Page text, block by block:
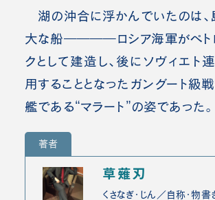
湖の沖合に浮かんでいたのは、
大な船――――ロシア海軍がペト
クとして建造し、後にソヴィエト
用することとなったガングート級
艦である“マラート”の姿であった。
著者
草薙刃
くさなぎ・じん／自称・物